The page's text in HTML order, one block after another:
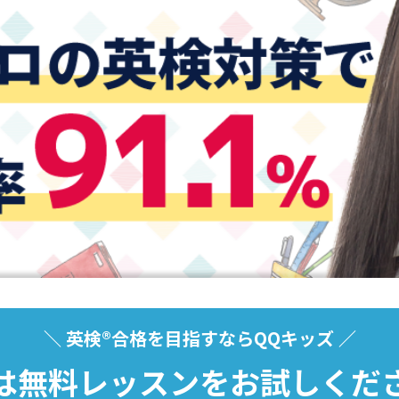
＼ 英検®︎合格を目指すならQQキッズ ／​
無料レッスンをお試しくだ